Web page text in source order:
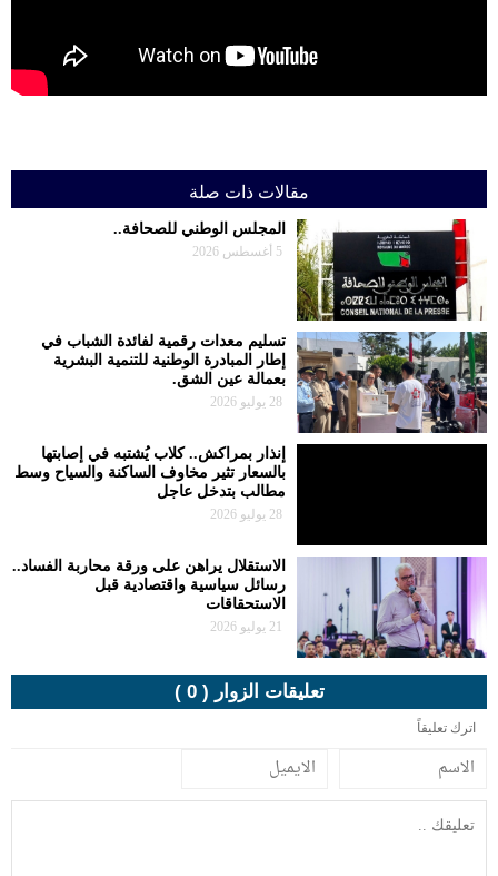
مقالات ذات صلة
المجلس الوطني للصحافة..
5 أغسطس 2026
تسليم معدات رقمية لفائدة الشباب في
إطار المبادرة الوطنية للتنمية البشرية
بعمالة عين الشق.
28 يوليو 2026
إنذار بمراكش.. كلاب يُشتبه في إصابتها
بالسعار تثير مخاوف الساكنة والسياح وسط
مطالب بتدخل عاجل
28 يوليو 2026
الاستقلال يراهن على ورقة محاربة الفساد..
رسائل سياسية واقتصادية قبل
الاستحقاقات
تعليقات الزوار ( 0 )
اترك تعليقاً